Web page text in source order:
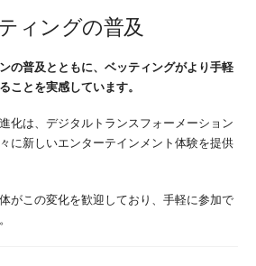
ィングの普及
の普及とともに、ベッティングがより手軽
ことを実感しています。
化は、デジタルトランスフォーメーション
に新しいエンターテインメント体験を提供
がこの変化を歓迎しており、手軽に参加で